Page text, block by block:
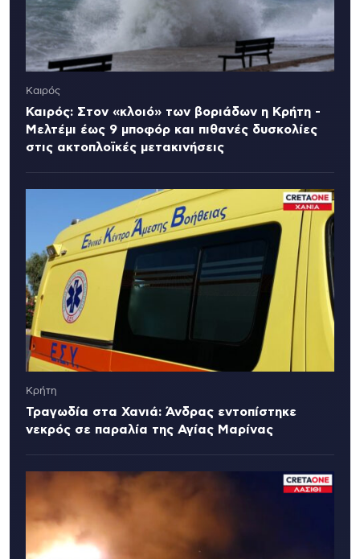
Καιρός
Καιρός: Στον «κλοιό» των βοριάδων η Κρήτη -
Μελτέμι έως 9 μποφόρ και πιθανές δυσκολίες
στις ακτοπλοϊκές μετακινήσεις
Κρήτη
Τραγωδία στα Χανιά: Άνδρας εντοπίστηκε
νεκρός σε παραλία της Αγίας Μαρίνας